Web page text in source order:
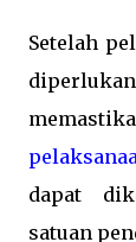
Setelah
diperlukan
dapat
satuan